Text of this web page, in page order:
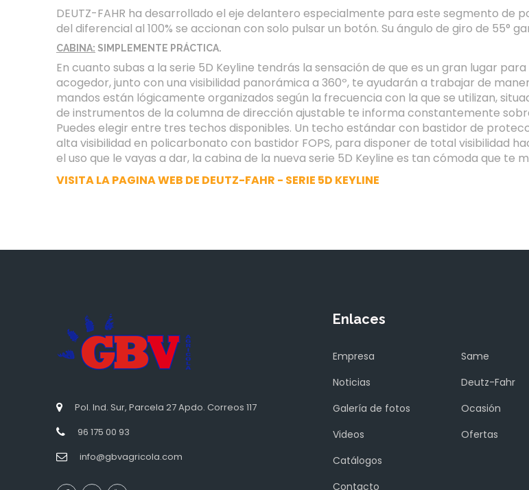
DEUTZ-FAHR ha desarrollado el eje delantero especialmente para este segmento de
del diferencial al 100% se accionan con solo pulsar un botón. Su ángulo de giro de 55°
CABINA: SIMPLEMENTE PRÁCTICA.
En cuanto subas a la serie 5D Keyline tendrás la sensación de que es un gran lugar
acogedor, junto con una visibilidad panorámica a 360º, te ayudarán a trabajar de
mandos están lógicamente organizados según la frecuencia con la que se utilizan,
de instrumentos de la columna de dirección ajustable te informa constantemente
Puedes elegir entre tres techos disponibles. Un techo estándar con bastidor de
alta visibilidad en policarbonato con bastidor FOPS, para disponer de total visibilidad
el uso que le vayas a dar, la cabina de la nueva serie 5D Keyline es tan cómoda que te
VISITA LA PAGINA WEB DE DEUTZ-FAHR - SERIE 5D KEYLINE
Pol. Ind. Sur, Parcela 27 Apdo. Correos 117
96 175 00 93
info@gbvagricola.com
Enlaces
Empresa
Noticias
Galería de fotos
Videos
Catálogos
Contacto
Same
Deutz-Fahr
Ocasión
Ofertas